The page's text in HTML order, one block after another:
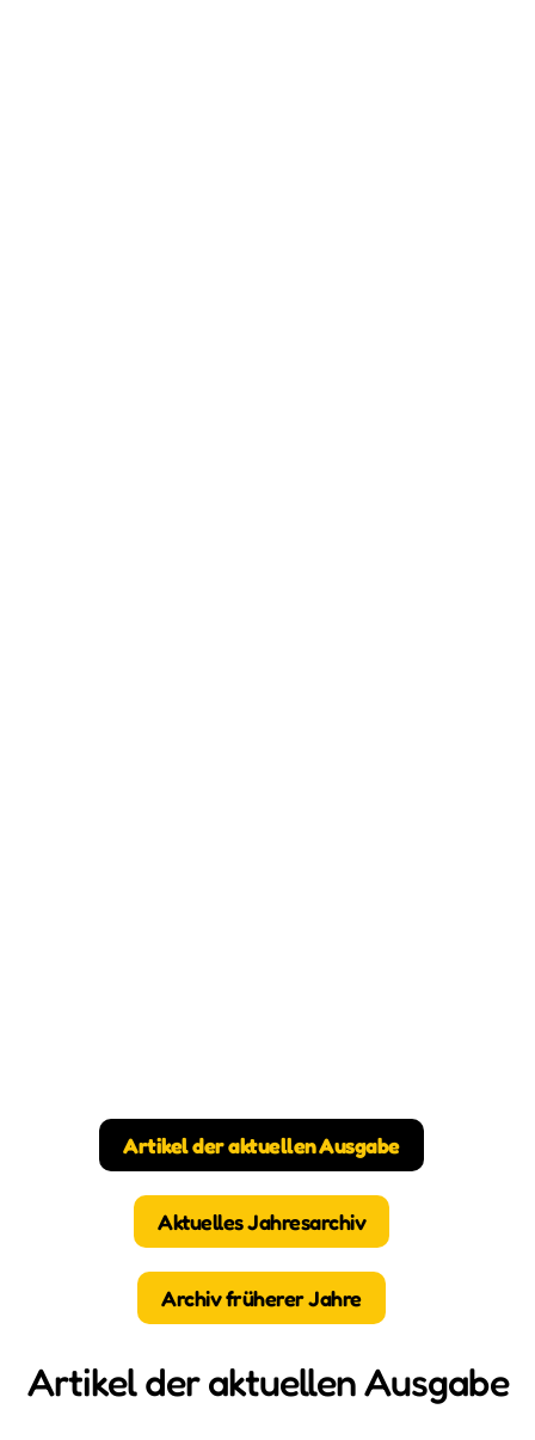
Artikel der aktuellen Ausgabe
Aktuelles Jahresarchiv
Archiv früherer Jahre
Artikel der aktuellen Ausgabe